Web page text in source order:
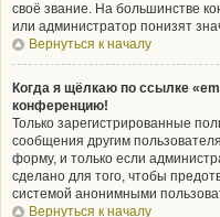
своё звание. На большинстве
или администратор понизят
Вернуться к началу
Когда я щёлкаю по ссылке
конференцию!
Только зарегистрированные
сообщения другим
форму, и только если
сделано для того, чтобы
системой анонимными
Вернуться к началу